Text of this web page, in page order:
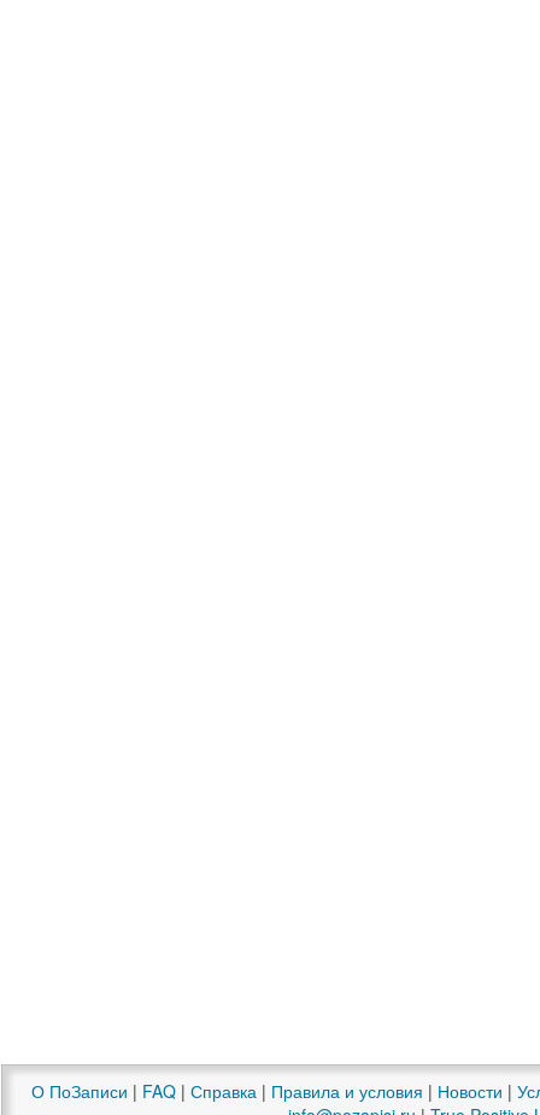
О ПоЗаписи | FAQ | Справка | Правила и условия | Новости |